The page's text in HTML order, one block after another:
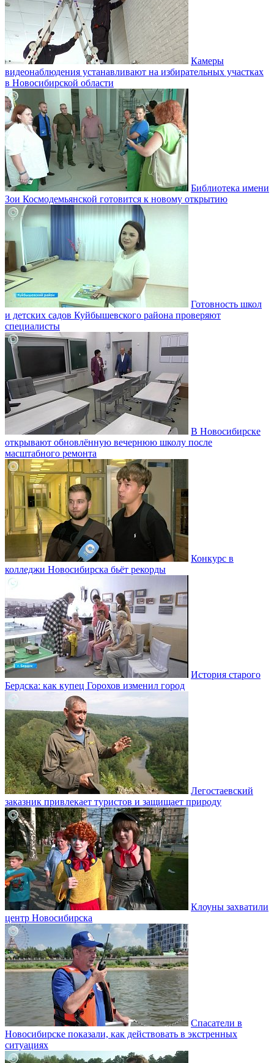
Камеры
видеонаблюдения устанавливают на избирательных участках
в Новосибирской области
Библиотека имени
Зои Космодемьянской готовится к новому открытию
Готовность школ
и детских садов Куйбышевского района проверяют
специалисты
В Новосибирске
открывают обновлённую вечернюю школу после
масштабного ремонта
Конкурс в
колледжи Новосибирска бьёт рекорды
История старого
Бердска: как купец Горохов изменил город
Легостаевский
заказник привлекает туристов и защищает природу
Клоуны захватили
центр Новосибирска
Спасатели в
Новосибирске показали, как действовать в экстренных
ситуациях